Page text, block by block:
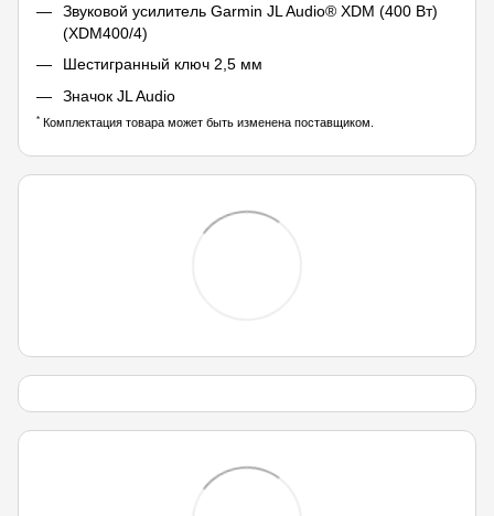
Звуковой усилитель Garmin JL Audio® XDM (400 Вт)
(XDM400/4)
Шестигранный ключ 2,5 мм
Значок JL Audio
* Комплектация товара может быть изменена поставщиком.